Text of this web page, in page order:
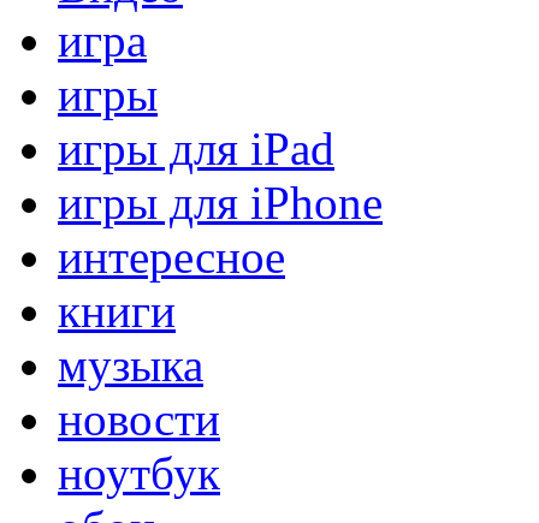
игра
игры
игры для iPad
игры для iPhone
интересное
книги
музыка
новости
ноутбук